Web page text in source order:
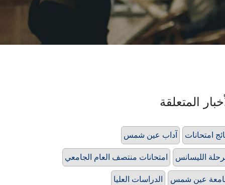
المتعلقة
آداب عين شمس امتحانات
امتحانات منتصف العام الجامعي الليسانس
الدراسات العليا عين شمس